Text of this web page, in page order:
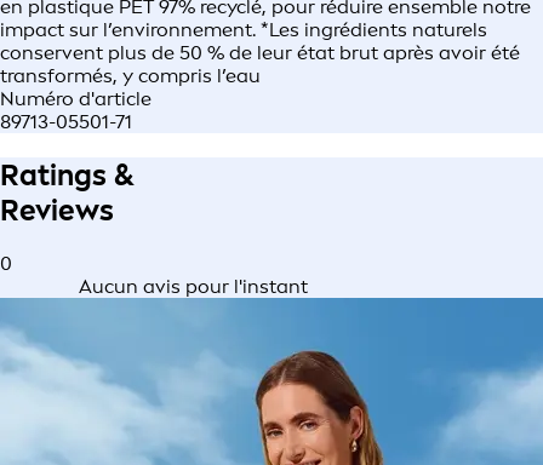
en plastique PET 97% recyclé, pour réduire ensemble notre
impact sur l’environnement. *Les ingrédients naturels
conservent plus de 50 % de leur état brut après avoir été
transformés, y compris l’eau
Numéro d'article
89713-05501-71
Ratings &
Reviews
0
Aucun avis pour l'instant